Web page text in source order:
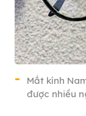
Mắt kính
được nhiều